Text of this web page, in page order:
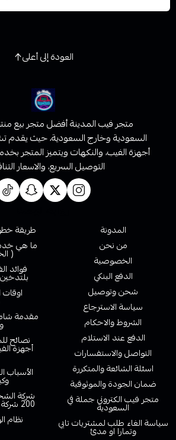
العودة إلى أعلى
متجر فيب المدينة أفضل متجر بيع
السعودية وخارج السعودية، حيث يقدم
أجهزة الفيب، والنكهات ويتميز المتجر
التوصيل السريع، والاسعار
المدونة
من نحن
الخصوصية
الدفع البنكي
شحن وتوصيل
سياسة الاسترجاع
الشروط والاحكام
الدفع عند الاستلام
التواصل والاستفسارات
اسئلة الشائعة والمتكررة
ضمان الجودة والموثوقية
متجر فيب الكتروني جملة في
السعودية
سياسة الغاء طلب لمشتريات تابي
وتمارا او مدئ
طريقة
(
فوائد
مقدمة
نصائح
أجهزة
الأسباب
شركة
200 شركة شحن داخلية ودولية
نظام